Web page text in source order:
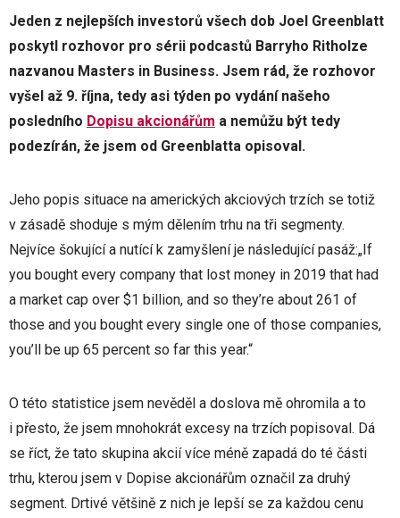
Jeden z nejlepších investorů všech dob Joel Greenblatt
poskytl rozhovor pro sérii podcastů Barryho Ritholze
nazvanou Masters in Business. Jsem rád, že rozhovor
vyšel až 9. října, tedy asi týden po vydání našeho
posledního Dopisu akcionářům a nemůžu být tedy
podezírán, že jsem od Greenblatta opisoval.
Jeho popis situace na amerických akciových trzích se totiž
v zásadě shoduje s mým dělením trhu na tři segmenty.
Nejvíce šokující a nutící k zamyšlení je následující pasáž:„If
you bought every company that lost money in 2019 that had
a market cap over $1 billion, and so they’re about 261 of
those and you bought every single one of those companies,
you’ll be up 65 percent so far this year.“
O této statistice jsem nevěděl a doslova mě ohromila a to
i přesto, že jsem mnohokrát excesy na trzích popisoval. Dá
se říct, že tato skupina akcií více méně zapadá do té části
trhu, kterou jsem v Dopise akcionářům označil za druhý
segment. Drtivé většině z nich je lepší se za každou cenu